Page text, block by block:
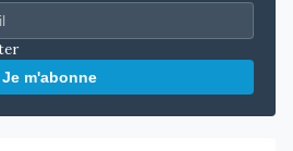
Je m'abonne